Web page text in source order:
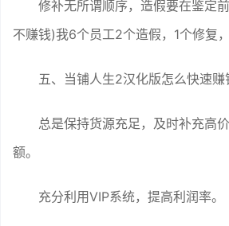
修补无所谓顺序，造假要在鉴定
不赚钱)我6个员工2个造假，1个修复，
五、当铺人生2汉化版怎么快速赚
总是保持货源充足，及时补充高
额。
充分利用VIP系统，提高利润率。